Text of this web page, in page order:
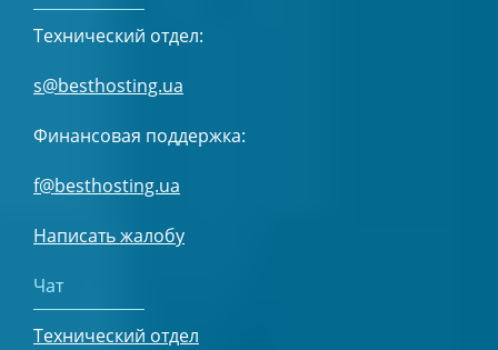
Технический отдел:
s@besthosting.ua
Финансовая поддержка:
f@besthosting.ua
Написать жалобу
Чат
Технический отдел